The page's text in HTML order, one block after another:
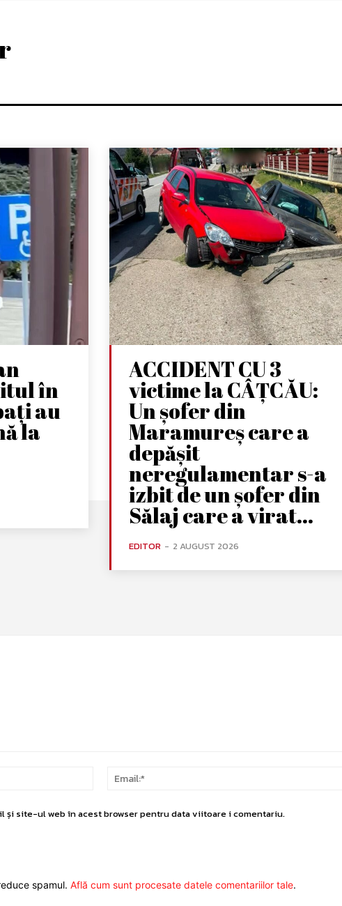
în
au
la
ACCIDENT CU 3
victime la CÂȚCĂU:
Un șofer din
Maramureș care a
depășit
neregulamentar s-a
izbit de un șofer din
Sălaj care a virat...
EDITOR - 2 AUGUST 2026
Nume:*
și site-ul web în acest browser pentru data viitoare i comentariu.
spamul. Află cum sunt procesate datele comentariilor tale.